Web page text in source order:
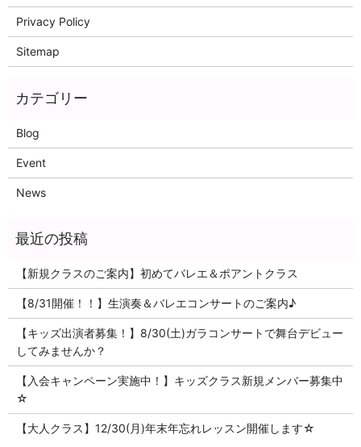
Privacy Policy
Sitemap
Blog
Event
News
【新規クラスのご案内】初めてバレエ＆ポアントクラス
【8/31開催！！】生演奏＆バレエコンサートのご案内♪
【キッズ出演者募集！】8/30(土)ガラコンサートで舞台デビュー
してみませんか？
【入会キャンペーン実施中！】キッズクラス新規メンバー募集中
☆
【大人クラス】12/30(月)年末年忘れレッスン開催します☆